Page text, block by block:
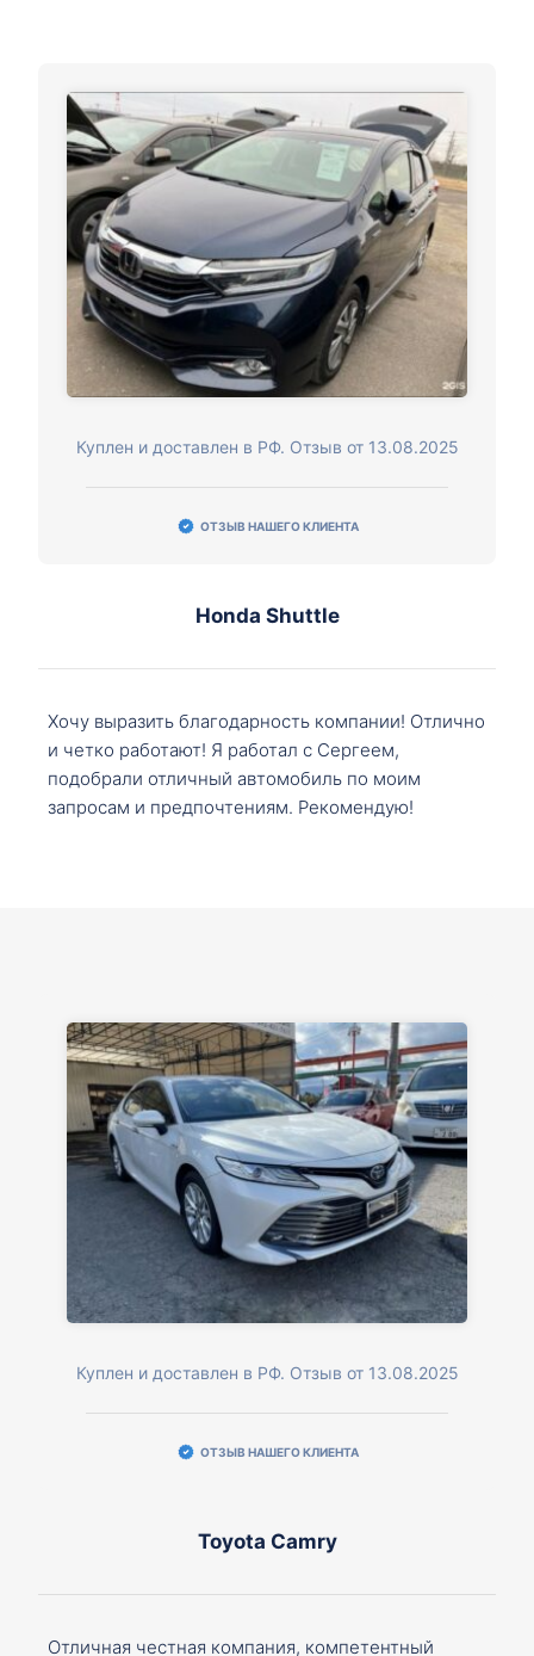
Куплен и доставлен в РФ. Отзыв от 13.08.2025
ОТЗЫВ НАШЕГО КЛИЕНТА
Honda Shuttle
Хочу выразить благодарность компании! Отлично
и четко работают! Я работал с Сергеем,
подобрали отличный автомобиль по моим
запросам и предпочтениям. Рекомендую!
Куплен и доставлен в РФ. Отзыв от 13.08.2025
ОТЗЫВ НАШЕГО КЛИЕНТА
Toyota Camry
Отличная честная компания, компетентный